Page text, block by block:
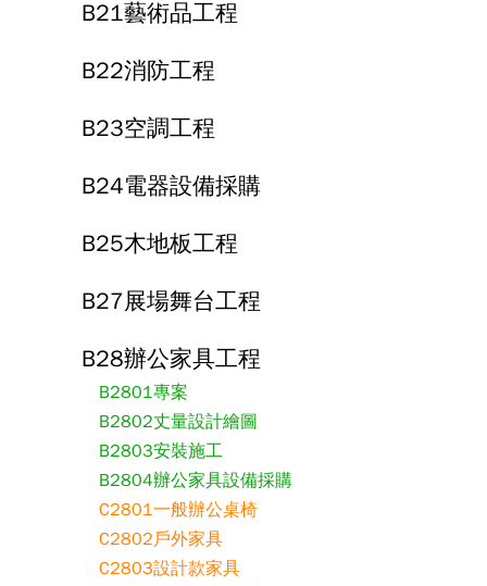
B21藝術品工程
B22消防工程
B23空調工程
B24電器設備採購
B25木地板工程
B27展場舞台工程
B28辦公家具工程
B2801專案
B2802丈量設計繪圖
B2803安裝施工
B2804辦公家具設備採購
C2801一般辦公桌椅
C2802戶外家具
C2803設計款家具